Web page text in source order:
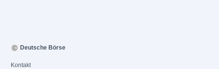
Deutsche Börse
Kontakt